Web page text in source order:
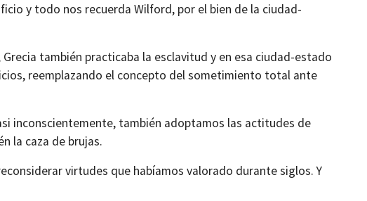
y todo nos recuerda Wilford, por el bien de la ciudad-
también practicaba la esclavitud y en esa ciudad-estado
reemplazando el concepto del sometimiento total ante
inconscientemente, también adoptamos las actitudes de
la caza de brujas.
virtudes que habíamos valorado durante siglos. Y